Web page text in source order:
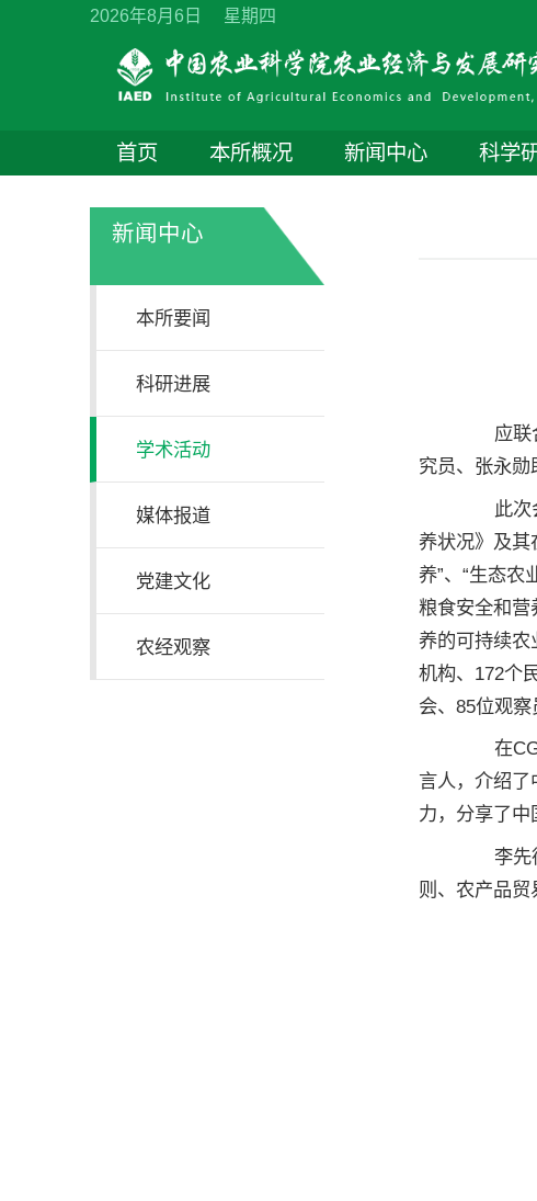
2026年8月6日 星期四
首页 本所概况 新闻中心 科学
新闻中心
本所要闻
科研进展
学术活动
媒体报道
党建文化
农经观察
应联合
究员、张永勋
此次会
养状况》及其
养”、“生态
粮食安全和营
养的可持续农
机构、172个
会、85位观察
在
言人，介绍
力，分享了中
李先德
则、农产品贸